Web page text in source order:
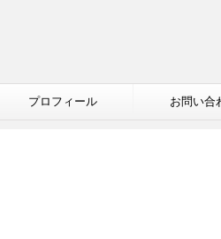
プロフィール お問い合